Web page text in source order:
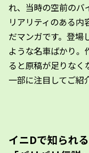
れ、当時の空前のバ
リアリティのある内
だマンガです。登場
ような名車ばかり。
ると原稿が足りなく
一部に注目してご紹
イニDで知られ